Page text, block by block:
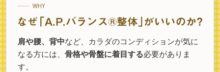
肩や腰、背中など、カラダのコンディションが気に
なる方には、骨格や骨盤に着目する必要がありま
す。